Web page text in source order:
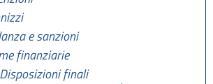
e sanzioni
finanziarie
finali